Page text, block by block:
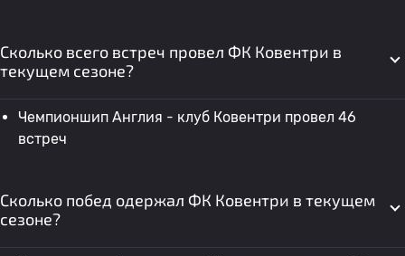
Сколько всего встреч провел ФК Ковентри в
текущем сезоне?
Чемпионшип Англия - клуб Ковентри провел 46
встреч
Сколько побед одержал ФК Ковентри в текущем
сезоне?